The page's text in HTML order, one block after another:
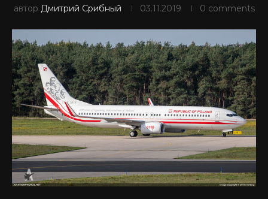
автор Дмитрий Срибный 03.11.2019 0 comments